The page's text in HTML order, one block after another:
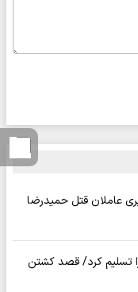
عاملان قتل حمیدرضا
را تسلیم کرد/ قصد کشتن